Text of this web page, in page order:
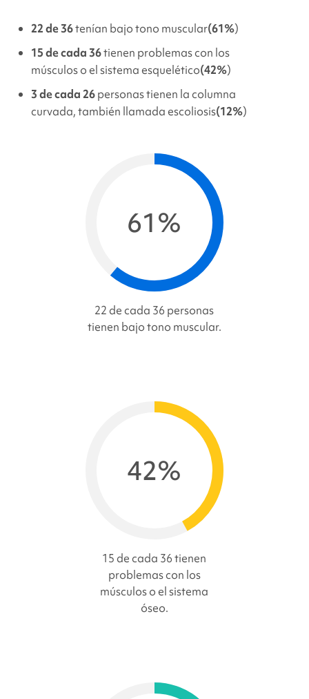
22 de 36tenían bajo tono muscular(61%)
15 de cada 36tienen problemas con los
músculos o el sistema esquelético(42%)
3 de cada 26personas tienen la columna
curvada, también llamada escoliosis(12%)
61%
22 de cada 36 personas
tienen bajo tono muscular.
42%
15 de cada 36 tienen
problemas con los
músculos o el sistema
óseo.